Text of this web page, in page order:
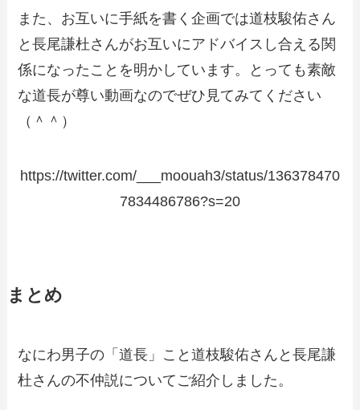
また、お互いに手紙を書く企画では道枝駿佑さん
と長尾謙杜さんがお互いにアドバイスし合える関
係になったことを明かしています。とっても素敵
な道長が尊い動画なのでぜひ見てみてください
（＾＾）
https://twitter.com/___moouah3/status/136378470
7834486786?s=20
まとめ
なにわ男子の「道長」こと道枝駿佑さんと長尾謙
杜さんの不仲説についてご紹介しました。